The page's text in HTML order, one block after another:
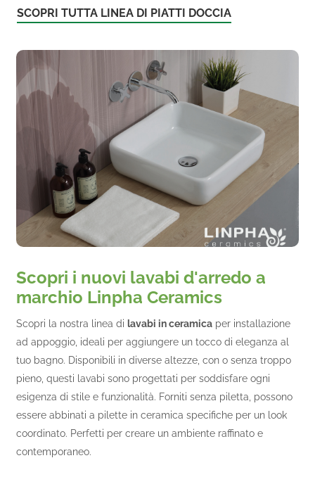
SCOPRI TUTTA LINEA DI PIATTI DOCCIA
Scopri i nuovi lavabi d'arredo a
marchio Linpha Ceramics
Scopri la nostra linea di lavabi in ceramica per installazione
ad appoggio, ideali per aggiungere un tocco di eleganza al
tuo bagno. Disponibili in diverse altezze, con o senza troppo
pieno, questi lavabi sono progettati per soddisfare ogni
esigenza di stile e funzionalità. Forniti senza piletta, possono
essere abbinati a pilette in ceramica specifiche per un look
coordinato. Perfetti per creare un ambiente raffinato e
contemporaneo.